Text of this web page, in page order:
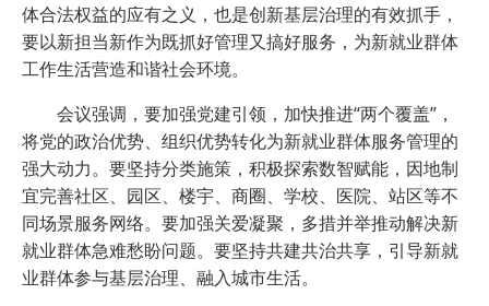
体合法权益的应有之义，也是创新基层治理的有效抓手，
要以新担当新作为既抓好管理又搞好服务，为新就业群体
工作生活营造和谐社会环境。
会议强调，要加强党建引领，加快推进“两个覆盖”，
将党的政治优势、组织优势转化为新就业群体服务管理的
强大动力。要坚持分类施策，积极探索数智赋能，因地制
宜完善社区、园区、楼宇、商圈、学校、医院、站区等不
同场景服务网络。要加强关爱凝聚，多措并举推动解决新
就业群体急难愁盼问题。要坚持共建共治共享，引导新就
业群体参与基层治理、融入城市生活。